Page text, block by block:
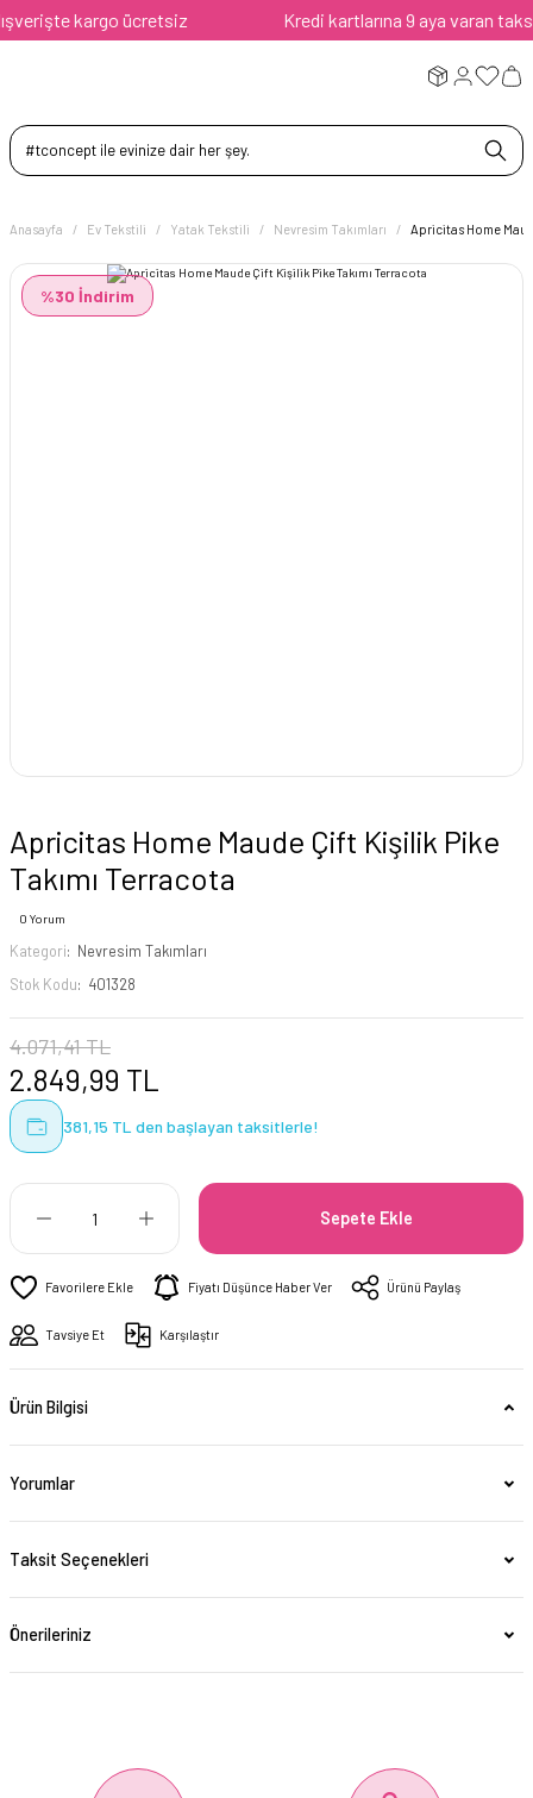
kargo ücretsiz Kredi kartlarına 9 aya varan taksit
Anasayfa Ev Tekstili Yatak Tekstili Nevresim Takımları Apricitas Home
%30 İndirim
Apricitas Home Maude Çift Kişilik Pike
Takımı Terracota
0 Yorum
Kategori
Nevresim Takımları
Stok Kodu
401328
4.071,41 TL
2.849,99 TL
381,15 TL den başlayan taksitlerle!
Sepete Ekle
Fiyatı Düşünce Haber Ver Ürünü Paylaş
Tavsiye Et Karşılaştır
Ürün Bilgisi
Yorumlar
Taksit Seçenekleri
Önerileriniz